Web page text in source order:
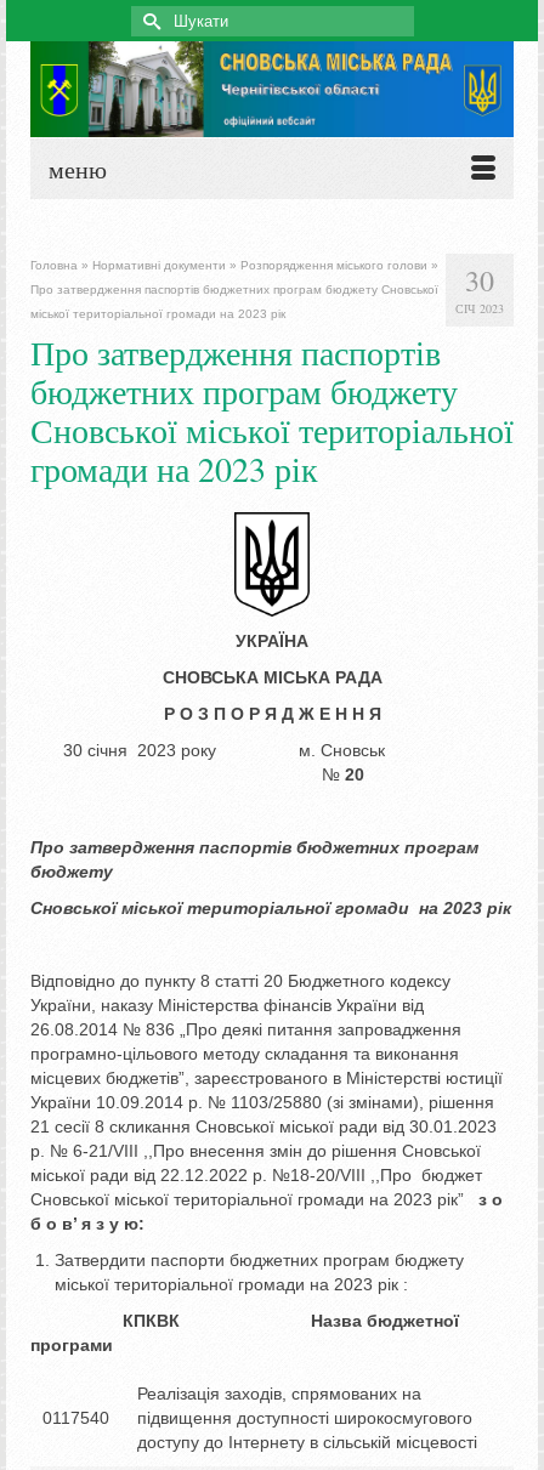
Search
for:
меню
30
СІЧ 2023
Головна » Нормативні документи » Розпорядження міського голови »
Про затвердження паспортів бюджетних програм бюджету Сновської
міської територіальної громади на 2023 рік
Про затвердження паспортів
бюджетних програм бюджету
Сновської міської територіальної
громади на 2023 рік
УКРАЇНА
СНОВСЬКАМІСЬКА РАДА
Р О З П О Р Я Д Ж Е Н Н Я
30 січня 2023 року м. Сновськ
№ 20
Про затвердження паспортів бюджетних програм
бюджету
Сновської міської територіальноїгромади на 2023 рік
Відповідно до пункту 8 статті 20 Бюджетного кодексу
України, наказу Міністерства фінансів України від
26.08.2014 № 836 „Про деякі питання запровадження
програмно-цільового методу складання та виконання
місцевих бюджетів”, зареєстрованого в Міністерстві юстиції
України 10.09.2014 р. № 1103/25880 (зі змінами), рішення
21 сесії 8 скликання Сновської міської ради від 30.01.2023
р. № 6-21/VIIІ ,,Про внесення змін до рішення Сновської
міської ради від 22.12.2022 р. №18-20/VIIІ ,,Про бюджет
Сновської міської територіальної громади на 2023 рік” з о
б о в’ я з у ю:
Затвердити паспорти бюджетних програм бюджету
міської територіальної громади на 2023 рік :
КПКВК Назва бюджетної
програми
0117540
Реалізація заходів, спрямованих на
підвищення доступності широкосмугового
доступу до Інтернету в сільській місцевості